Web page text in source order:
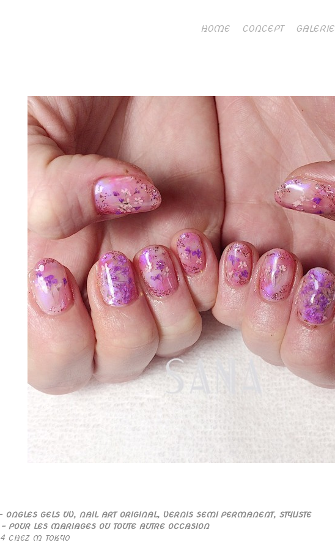
HOME CONCEPT GALERIE
GELS UV, NAIL ART ORIGINAL, VERNIS SEMI PERMANENT, STYLISTE
POUR LES MARIAGES OU TOUTE AUTRE OCCASION
CHEZ M TOKYO